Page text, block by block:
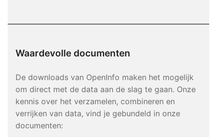
Waardevolle documenten
De downloads van OpenInfo maken het mogelijk
om direct met de data aan de slag te gaan. Onze
kennis over het verzamelen, combineren en
verrijken van data, vind je gebundeld in onze
documenten: